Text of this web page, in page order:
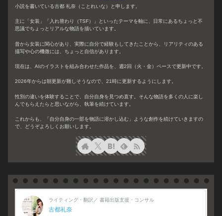
小説を書いている古都 礼奈（ことれいな）と申します。
主に「女装」「入れ替わり（TSF）」といったテーマを軸に、日常にあるちょっと不
思議でちょっとリアルな物語を描いています。
昔から女装に関心があり、実際に自分で経験もしてきたことから、リアリティのある
描写や心の機微には、ちょっと自信があります。
現在は、AIのイラストを組み合わせた作品を、週2回（火・金）ペースで更新中です。
2026年からは朝更新が難しそうなので、21時に更新するようにします。
性別の違いを体験することで、自分自身を見つめ直す。そんな物語を多くの人に楽し
んでもらえたらと思いながら、執筆を続けています。
これからも、「自分自身の一部を物語に溶かし込む」ような創作を続けていきますの
で、どうぞよろしくお願いします。